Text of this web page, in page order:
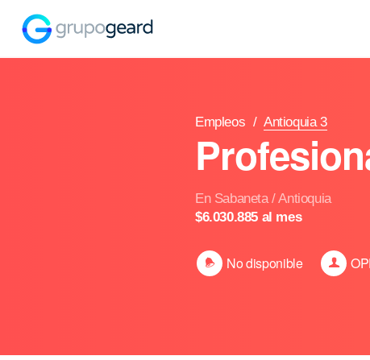
Empleos / Antioquia 3
En Sabaneta / Antioquia
$6.030.885 al mes
No disponible